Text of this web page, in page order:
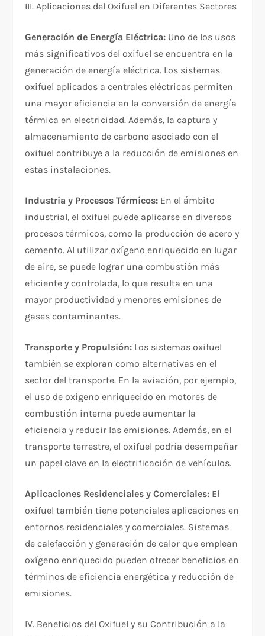
III. Aplicaciones del Oxifuel en Diferentes Sectores
Generación de Energía Eléctrica: Uno de los usos
más significativos del oxifuel se encuentra en la
generación de energía eléctrica. Los sistemas
oxifuel aplicados a centrales eléctricas permiten
una mayor eficiencia en la conversión de energía
térmica en electricidad. Además, la captura y
almacenamiento de carbono asociado con el
oxifuel contribuye a la reducción de emisiones en
estas instalaciones.
Industria y Procesos Térmicos: En el ámbito
industrial, el oxifuel puede aplicarse en diversos
procesos térmicos, como la producción de acero y
cemento. Al utilizar oxígeno enriquecido en lugar
de aire, se puede lograr una combustión más
eficiente y controlada, lo que resulta en una
mayor productividad y menores emisiones de
gases contaminantes.
Transporte y Propulsión: Los sistemas oxifuel
también se exploran como alternativas en el
sector del transporte. En la aviación, por ejemplo,
el uso de oxígeno enriquecido en motores de
combustión interna puede aumentar la
eficiencia y reducir las emisiones. Además, en el
transporte terrestre, el oxifuel podría desempeñar
un papel clave en la electrificación de vehículos.
Aplicaciones Residenciales y Comerciales: El
oxifuel también tiene potenciales aplicaciones en
entornos residenciales y comerciales. Sistemas
de calefacción y generación de calor que emplean
oxígeno enriquecido pueden ofrecer beneficios en
términos de eficiencia energética y reducción de
emisiones.
IV. Beneficios del Oxifuel y su Contribución a la